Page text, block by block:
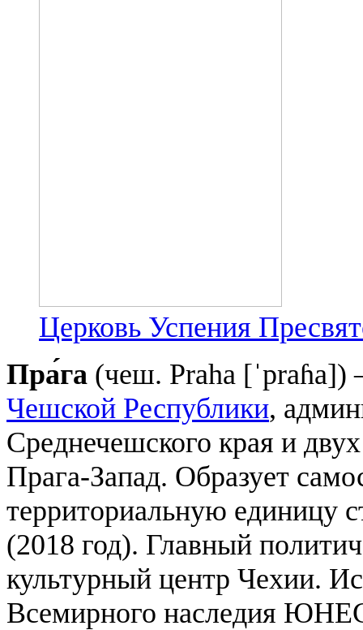
Церковь Успения
Пра́га (чеш. Praha [ˈpraɦa])
Чешской Республики,
Среднечешского края и
Прага-Запад. Образует
территориальную единицу
(2018 год). Главный
культурный центр Чехии.
Всемирного наследия